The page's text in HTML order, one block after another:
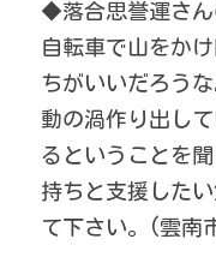
◆落合思誉運さん
自転車で山をか
ちがいいだろう
動の渦作り出し
るということを
持ちと支援した
て下さい。(雲南